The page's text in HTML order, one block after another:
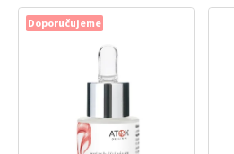
Doporučujeme